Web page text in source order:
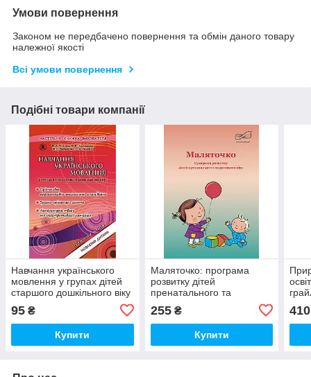
Умови повернення
Законом не передбачено повернення та обмін даного товару
належної якості
Всі умови повернення
Подібні товари компанії
Навчання українського
мовлення у групах дітей
старшого дошкільного віку
95 ₴
Купити
Маляточко: програма
розвитку дітей
пренатального та
255₴
Купити
410